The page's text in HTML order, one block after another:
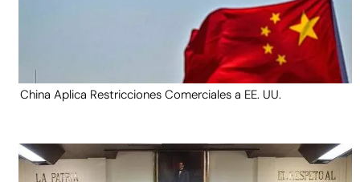
China Aplica Restricciones Comerciales a EE. UU.